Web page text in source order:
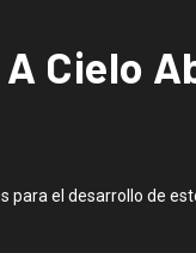
Cielo
para el desarrollo de